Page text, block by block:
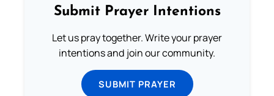
Submit Prayer Intentions
Let us pray together. Write your prayer
intentions and join our community.
SUBMIT PRAYER